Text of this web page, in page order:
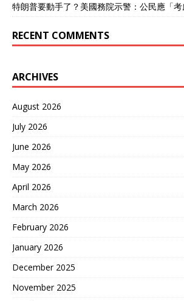
特朗普要動手了？美國務院示警：公民應「考
RECENT COMMENTS
ARCHIVES
August 2026
July 2026
June 2026
May 2026
April 2026
March 2026
February 2026
January 2026
December 2025
November 2025